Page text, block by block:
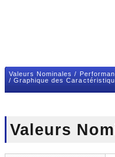
Valeurs Nominales /
/ Graphique des
Valeurs